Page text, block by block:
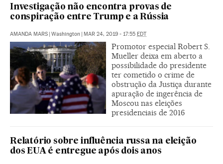
Investigação não encontra provas de
conspiração entre Trump e a Rússia
AMANDA MARS | Washington | MAR 24, 2019 - 17:55 EDT
Promotor especial Robert S.
Mueller deixa em aberto a
possibilidade do presidente
ter cometido o crime de
obstrução da Justiça durante
apuração de ingerência de
Moscou nas eleições
presidenciais de 2016
Relatório sobre influência russa na eleição
dos EUA é entregue após dois anos